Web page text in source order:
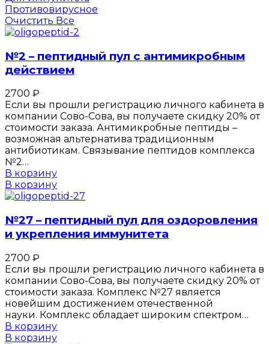
Противовирусное
Очистить Все
№2 – пептидный пул с антимикробным
действием
2700 ₽
Если вы прошли регистрацию личного кабинета в
компании Сово-Сова, вы получаете скидку 20% от
стоимости заказа. Антимикробные пептиды –
возможная альтернатива традиционным
антибиотикам. Связывание пептидов комплекса
№2…
В корзину
В корзину
№27 – пептидный пул для оздоровления
и укрепления иммунитета
2700 ₽
Если вы прошли регистрацию личного кабинета в
компании Сово-Сова, вы получаете скидку 20% от
стоимости заказа. Комплекс №27 является
новейшим достижением отечественной
науки. Комплекс обладает широким спектром…
В корзину
В корзину